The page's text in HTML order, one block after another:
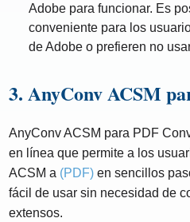
Adobe para funcionar. Es
conveniente para los
de Adobe o prefieren no
3. AnyConv ACSM
AnyConv ACSM para PDF
en línea que permite a los
ACSM a (PDF) en sencillos
fácil de usar sin necesidad de
extensos.